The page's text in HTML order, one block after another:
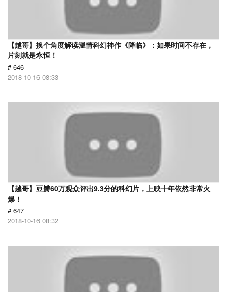
【越哥】换个角度解读温情科幻神作《降临》：如果时间不存在，
片刻就是永恒！
# 646
2018-10-16 08:33
【越哥】豆瓣60万观众评出9.3分的科幻片，上映十年依然非常火
爆！
# 647
2018-10-16 08:32